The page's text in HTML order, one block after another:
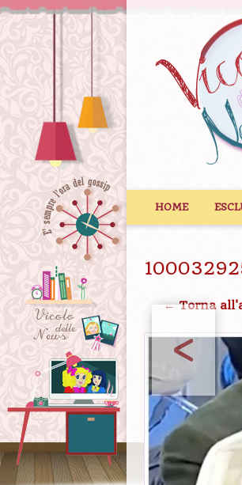
HOME
← Torna
<